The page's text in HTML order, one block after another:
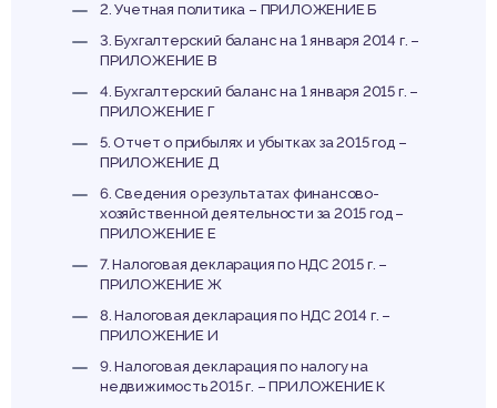
2. Учетная политика – ПРИЛОЖЕНИЕ Б
3. Бухгалтерский баланс на 1 января 2014 г. –
ПРИЛОЖЕНИЕ В
4. Бухгалтерский баланс на 1 января 2015 г. –
ПРИЛОЖЕНИЕ Г
5. Отчет о прибылях и убытках за 2015 год –
ПРИЛОЖЕНИЕ Д
6. Сведения о результатах финансово-
хозяйственной деятельности за 2015 год –
ПРИЛОЖЕНИЕ Е
7. Налоговая декларация по НДС 2015 г. –
ПРИЛОЖЕНИЕ Ж
8. Налоговая декларация по НДС 2014 г. –
ПРИЛОЖЕНИЕ И
9. Налоговая декларация по налогу на
недвижимость 2015 г. – ПРИЛОЖЕНИЕ К